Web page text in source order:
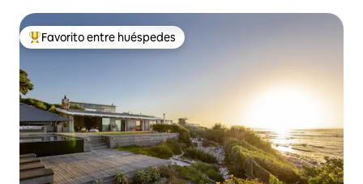
Favorito entre los huéspedes más destacados
Favorito entre huéspedes